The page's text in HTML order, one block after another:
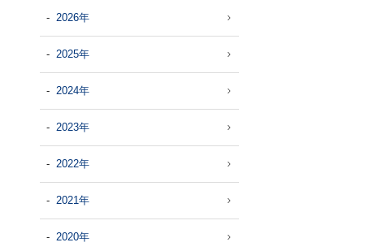
2026年
2025年
2024年
2023年
2022年
2021年
2020年